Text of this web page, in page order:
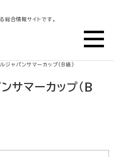
総合情報サイトです。
ジャパンサマーカップ(B級)
サマーカップ(B